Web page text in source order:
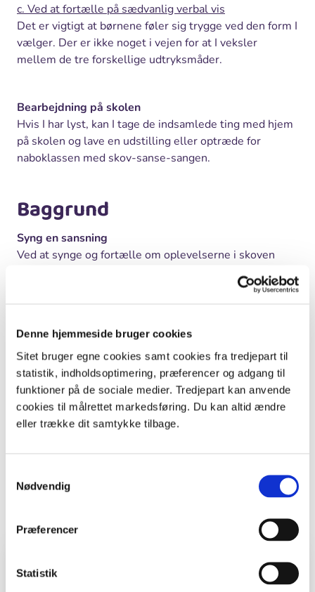
Denne hjemmeside bruger cookies
Sitet bruger egne cookies samt cookies fra tredjepart til
statistik, indholdsoptimering, præferencer og adgang til
funktioner på de sociale medier. Tredjepart kan anvende
cookies til målrettet markedsføring. Du kan altid ændre
eller trække dit samtykke tilbage.
Nødvendig
Præferencer
Statistik
c. Ved at fortælle på sædvanlig verbal vis
Det er vigtigt at børnene føler sig trygge ved den form I
vælger. Der er ikke noget i vejen for at I veksler
mellem de tre forskellige udtryksmåder.
Bearbejdning på skolen
Hvis I har lyst, kan I tage de indsamlede ting med hjem
på skolen og lave en udstilling eller optræde for
naboklassen med skov-sanse-sangen.
Baggrund
Syng en sansning
Ved at synge og fortælle om oplevelserne i skoven
dvæler børnene ved situationen, og tiden sættes i stå.
Barnet tvinges til at sætte fokus og sprog på sin egen
Det at synge om oplevelsen føjer endnu en dimension
på. Dels udvikler det musikaliteten for den der
fremfører, og dels skaber det en stemning i klassen,
som styrker individet i fællesskabet.
Aktiviteter hvor børnene synger sammen og fortæller
at støtte den enkeltes alsidige og personlige udvikling.